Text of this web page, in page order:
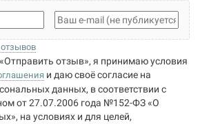
отзыв», я принимаю условия
и даю своё согласие на
данных, в соответствии с
от 27.07.2006 года №152-ФЗ «О
на условиях и для целей,